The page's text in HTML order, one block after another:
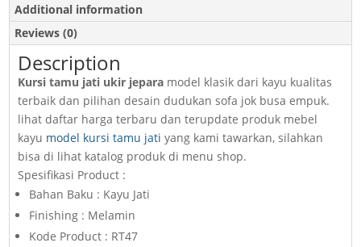
Additional information
Reviews (0)
Description
Kursi tamu jati ukir jepara model klasik dari kayu kualitas
terbaik dan pilihan desain dudukan sofa jok busa empuk.
lihat daftar harga terbaru dan terupdate produk mebel
kayu model kursi tamu jati yang kami tawarkan, silahkan
bisa di lihat katalog produk di menu shop.
Spesifikasi Product :
Bahan Baku : Kayu Jati
Finishing : Melamin
Kode Product : RT47